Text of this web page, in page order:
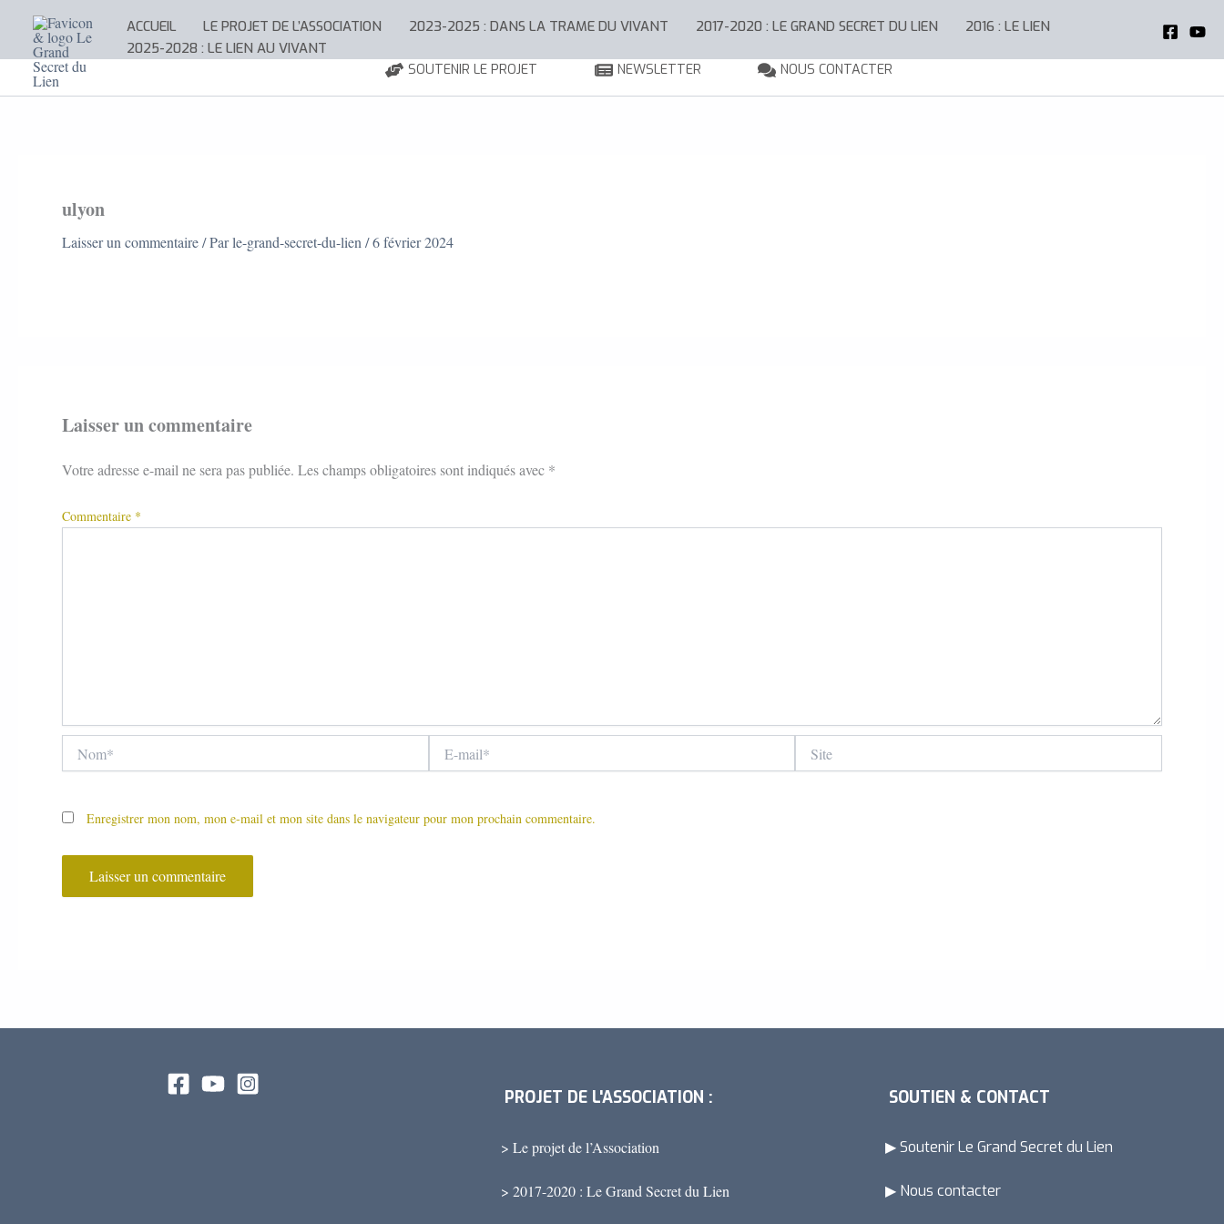
contenu
ACCUEIL LE PROJET DE L’ASSOCIATION 2023-2025 : DANS LA TRAME DU VIVANT 2017-2020 : LE GRAND SECRET DU LIEN
2016 : LE LIEN
2025-2028 : LE LIEN AU VIVANT
SOUTENIR LE PROJET NEWSLETTER NOUS CONTACTER
ulyon
Laisser un commentaire/ Parle-grand-secret-du-lien /6 février 2024
Laisser un commentaire
Votre adresse e-mail ne sera pas publiée. Les champs obligatoires sont indiqués avec *
Commentaire *
mail*
Enregistrer mon nom, mon e-mail et mon site dans le navigateur pour mon prochain commentaire.
PROJET DE L'ASSOCIATION :
> Le projet de l’Association
> 2017-2020 : Le Grand Secret du Lien
SOUTIEN & CONTACT
▶ Soutenir Le Grand Secret du Lien
▶ Nous contacter